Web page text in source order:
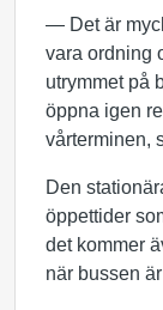
— Det är
vara ordning
utrymmet på
öppna igen
vårterminen,
Den
öppettider
det kommer
när bussen